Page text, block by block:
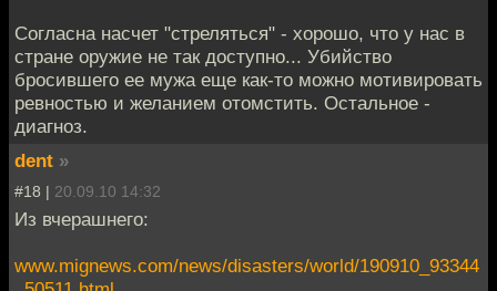
Согласна насчет "стреляться" - хорошо, что у нас в
стране оружие не так доступно... Убийство
бросившего ее мужа еще как-то можно мотивировать
ревностью и желанием отомстить. Остальное -
диагноз.
dent »
#18 | 20.09.10 14:32
Из вчерашнего:
www.mignews.com/news/disasters/world/190910_93344